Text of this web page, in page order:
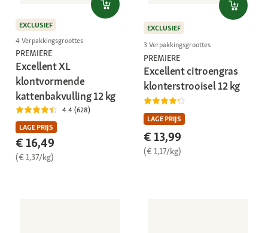
EXCLUSIEF
4 Verpakkingsgroottes
PREMIERE
Excellent XL
klontvormende
kattenbakvulling 12 kg
4.4 (628)
LAGE PRIJS
€ 16,49
(€ 1,37/kg)
EXCLUSIEF
3 Verpakkingsgroottes
PREMIERE
Excellent citroengras
klonterstrooisel 12 kg
LAGE PRIJS
€ 13,99
(€ 1,17/kg)